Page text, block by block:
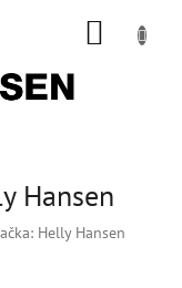
Hansen
Helly Hansen